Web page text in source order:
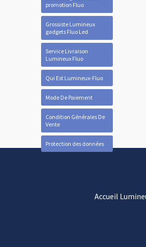
promotion Fluo
Grossiste Lumineux
gadgets Fluo Led
Service Livraison
Lumineux Fluo
Qui Est Lumineux-Fluo
Mode De Paiement
Condition Générales De
Vente
Protection des données
Accueil